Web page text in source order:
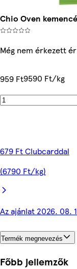
Chio Oven
Még nem érkezett
959 Ft9590 Ft/kg
679 Ft Clubcarddal
(6790 Ft/kg)
Az ajánlat 2026. 08.
Termék megnevezés
Főbb jellemzők